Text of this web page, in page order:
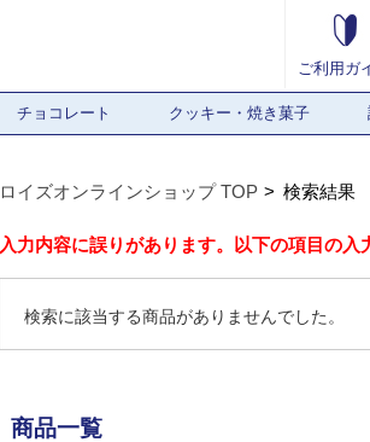
ご利用ガ
チョコレート クッキー・焼き菓子
ロイズオンラインショップ TOP 検索結果
入力内容に誤りがあります。以下の項目の入
検索に該当する商品がありませんでした。
商品一覧